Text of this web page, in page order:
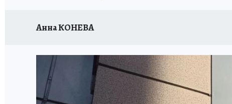
Анна КОНЕВА